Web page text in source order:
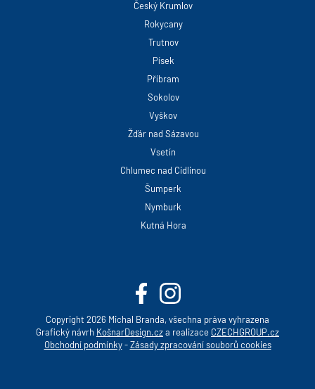
Český Krumlov
Rokycany
Trutnov
Písek
Příbram
Sokolov
Vyškov
Žďár nad Sázavou
Vsetín
Chlumec nad Cidlinou
Šumperk
Nymburk
Kutná Hora
Copyright 2026 Michal Branda, všechna práva vyhrazena
Grafický návrh KošnarDesign.cza realizace CZECHGROUP.cz
Obchodní podmínky-Zásady zpracování souborů cookies